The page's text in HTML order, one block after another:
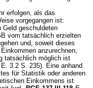
erfolgen, als das
vorgegangen ist:
geschuldeten
vom tatsächlich erzielten
und, soweit dieses
anzurechnen,
tatsächlich möglich ist
E. 3.2 S. 235). Eine anhand
für Statistik oder anderen
Einkommens ist